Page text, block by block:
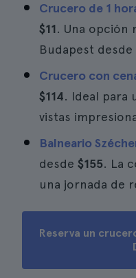
Crucero de 1
$11. Una opción
Budapest
Crucero con
$114. Ideal para
vistas
Balneario
desde $155. La
una jornada de
Reserva un